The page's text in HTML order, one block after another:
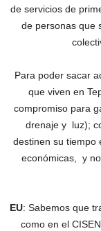
de servicios de
de personas que
Para poder sacar
que viven en
compromiso para
drenaje y luz);
destinen su tiempo
económicas, y
EU: Sabemos que
como en el